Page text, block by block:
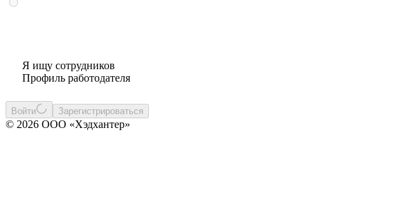
Я ищу сотрудников
Профиль работодателя
Войти Зарегистрироваться
© 2026 ООО «Хэдхантер»